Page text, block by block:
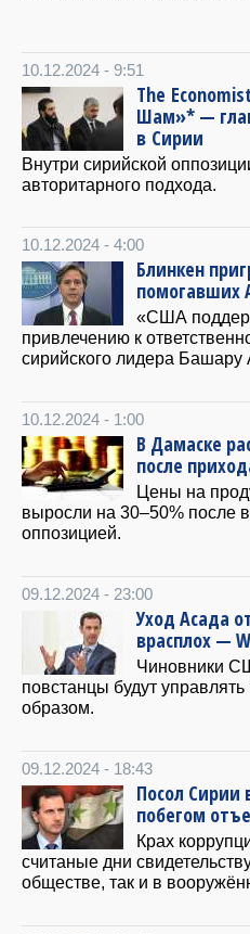
10.12.2024 - 9:51
The
Шам»* —
в Сирии
Внутри сирийской
авторитарного подхода.
10.12.2024 - 4:00
Блинкен
помогавших
«США
привлечению к
сирийского лидера Башару
10.12.2024 - 1:00
В Дамаске
после
Цены на
выросли на 30–50% после
оппозицией.
09.12.2024 - 23:00
Уход Асада
врасплох —
Чиновники
повстанцы будут
образом.
09.12.2024 - 18:43
Посол Сирии
побегом
Крах
считаные дни
обществе, так и в